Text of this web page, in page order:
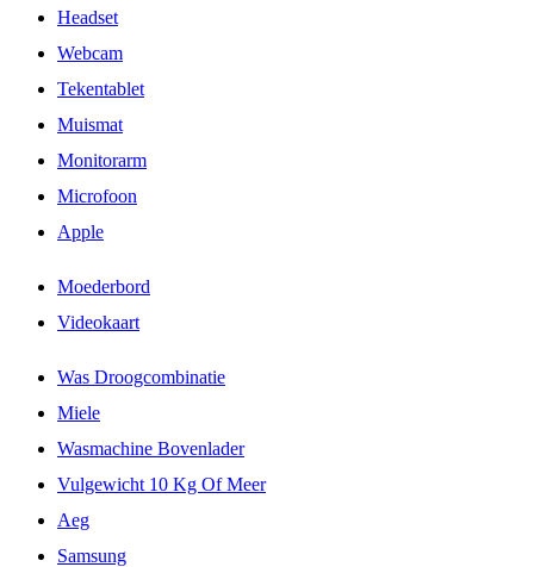
Headset
Webcam
Tekentablet
Muismat
Monitorarm
Microfoon
Apple
Moederbord
Videokaart
Was Droogcombinatie
Miele
Wasmachine Bovenlader
Vulgewicht 10 Kg Of Meer
Aeg
Samsung